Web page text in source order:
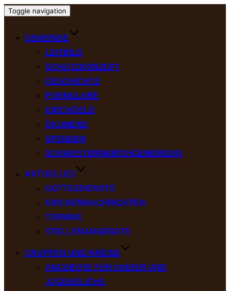
Toggle navigation
GEMEINDE
LEITBILD
SCHUTZKONZEPT
GESCHICHTE
FORMULARE
KIRCHGELD
ÖKUMENE
SPENDEN
SCHWESTERNKIRCHGEMEINDEN
AKTUELLES
GOTTESDIENSTE
KIRCHENNACHRICHTEN
TERMINE
STELLENANGEBOTE
GRUPPEN UND KREISE
ANGEBOTE FÜR KINDER UND
JUGENDLICHE